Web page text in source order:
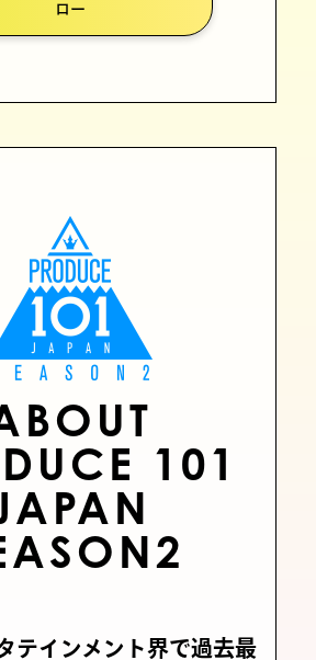
ロー
101
テインメント界で過去最